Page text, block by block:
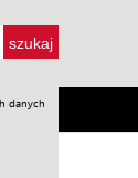
danych